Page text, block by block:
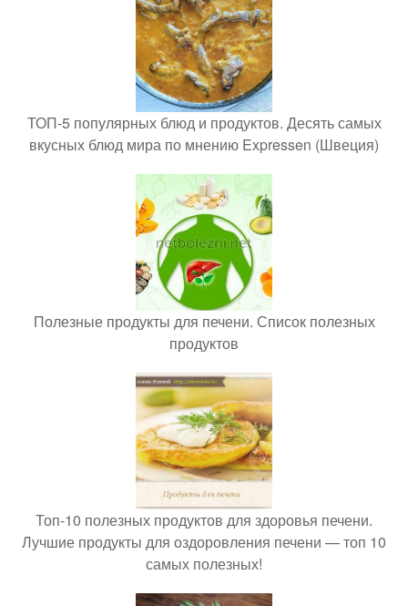
ТОП-5 популярных блюд и продуктов. Десять самых
вкусных блюд мира по мнению Expressen (Швеция)
Полезные продукты для печени. Список полезных
продуктов
Топ-10 полезных продуктов для здоровья печени.
Лучшие продукты для оздоровления печени — топ 10
самых полезных!